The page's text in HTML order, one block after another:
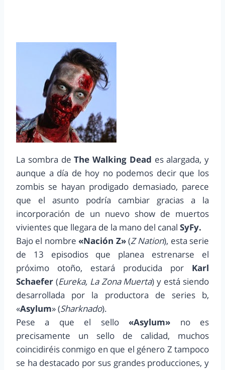
La sombra deThe Walking Dead es alargada, y
aunque a día de hoy no podemos decir que los
zombis se hayan prodigado demasiado, parece
que el asunto podría cambiar gracias a la
incorporación de un nuevo show de muertos
vivientes que llegara de la mano del canal SyFy.
Bajo el nombre «Nación Z»(Z Nation), esta serie
de 13 episodios que planea estrenarse el
próximo otoño, estará producida por Karl
Schaefer (Eureka, La Zona Muerta) y está siendo
desarrollada por la productora de series b,
«Asylum» (Sharknado).
Pese a que el sello«Asylum» no es
precisamente un sello de calidad, muchos
coincidiréis conmigo en que el género Z tampoco
se ha destacado por sus grandes producciones, y